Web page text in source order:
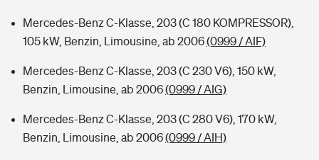
Mercedes-Benz C-Klasse, 203 (C 180 KOMPRESSOR),
105 kW, Benzin, Limousine, ab 2006(0999 / AIF)
Mercedes-Benz C-Klasse, 203 (C 230 V6), 150 kW,
Benzin, Limousine, ab 2006(0999 / AIG)
Mercedes-Benz C-Klasse, 203 (C 280 V6), 170 kW,
Benzin, Limousine, ab 2006(0999 / AIH)